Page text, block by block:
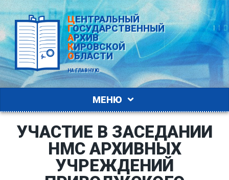
ЦЕНТРАЛЬНЫЙ
ГОСУДАРСТВЕННЫЙ
АРХИВ
КИРОВСКОЙ
ОБЛАСТИ
НА ГЛАВНУЮ
МЕНЮ
УЧАСТИЕ В ЗАСЕДАНИИ
НМС АРХИВНЫХ
УЧРЕЖДЕНИЙ